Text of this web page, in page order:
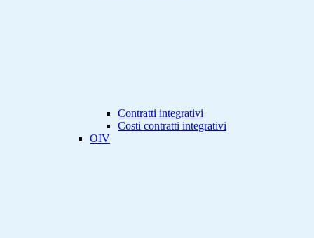
Contratti integrativi
Costi contratti integrativi
OIV